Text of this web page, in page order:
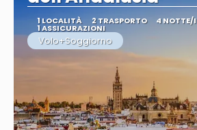
1 LOCALITÀ 2 TRASPORTO 4 NOTTE/I
1 ASSICURAZIONI
Volo+Soggiorno